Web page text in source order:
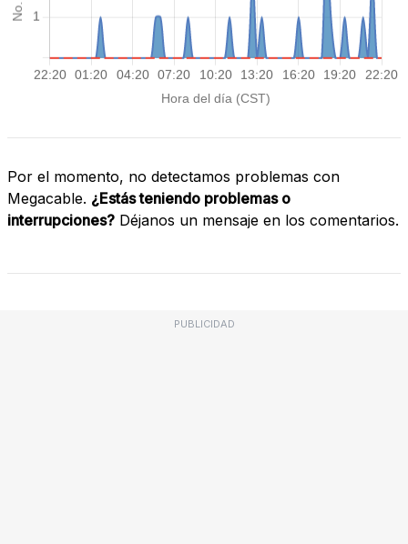
Por el momento, no detectamos problemas con
Megacable. ¿Estás teniendo problemas o
interrupciones? Déjanos un mensaje en los comentarios.
PUBLICIDAD